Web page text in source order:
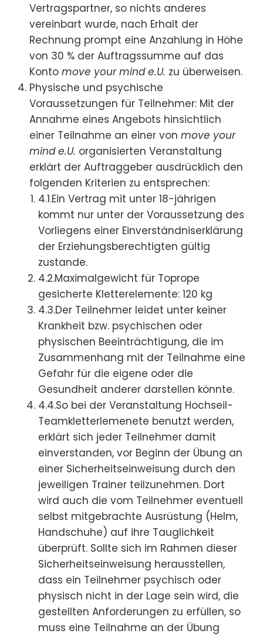
Vertragspartner, so nichts anderes
vereinbart wurde, nach Erhalt der
Rechnung prompt eine Anzahlung in Höhe
von 30 % der Auftragssumme auf das
Konto move your mind e.U. zu überweisen.
Physische und psychische
Voraussetzungen für Teilnehmer: Mit der
Annahme eines Angebots hinsichtlich
einer Teilnahme an einer von move your
mind e.U. organisierten Veranstaltung
erklärt der Auftraggeber ausdrücklich den
folgenden Kriterien zu entsprechen:
4.1.Ein Vertrag mit unter 18-jährigen
kommt nur unter der Voraussetzung des
Vorliegens einer Einverständniserklärung
der Erziehungsberechtigten gültig
zustande.
4.2.Maximalgewicht für Toprope
gesicherte Kletterelemente: 120 kg
4.3.Der Teilnehmer leidet unter keiner
Krankheit bzw. psychischen oder
physischen Beeinträchtigung, die im
Zusammenhang mit der Teilnahme eine
Gefahr für die eigene oder die
Gesundheit anderer darstellen könnte.
4.4.So bei der Veranstaltung Hochseil-
Teamkletterlemenete benutzt werden,
erklärt sich jeder Teilnehmer damit
einverstanden, vor Beginn der Übung an
einer Sicherheitseinweisung durch den
jeweiligen Trainer teilzunehmen. Dort
wird auch die vom Teilnehmer eventuell
selbst mitgebrachte Ausrüstung (Helm,
Handschuhe) auf ihre Tauglichkeit
überprüft. Sollte sich im Rahmen dieser
Sicherheitseinweisung herausstellen,
dass ein Teilnehmer psychisch oder
physisch nicht in der Lage sein wird, die
gestellten Anforderungen zu erfüllen, so
muss eine Teilnahme an der Übung